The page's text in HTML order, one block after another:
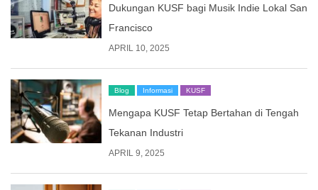
Dukungan KUSF bagi Musik Indie Lokal San
Francisco
APRIL 10, 2025
Blog Informasi KUSF
Mengapa KUSF Tetap Bertahan di Tengah
Tekanan Industri
APRIL 9, 2025